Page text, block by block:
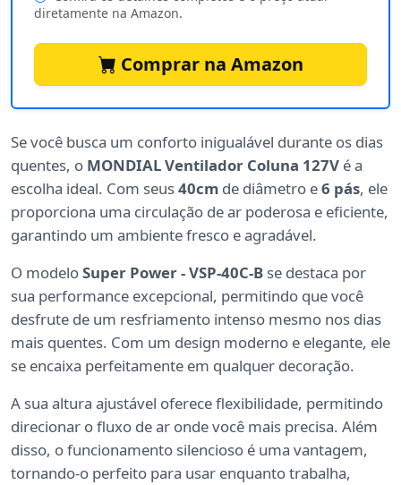
diretamente na Amazon.
Comprar na Amazon
Se você busca um conforto inigualável durante os dias
quentes, o MONDIAL Ventilador Coluna 127V é a
escolha ideal. Com seus40cm de diâmetro e6 pás, ele
proporciona uma circulação de ar poderosa e eficiente,
garantindo um ambiente fresco e agradável.
O modeloSuper Power - VSP-40C-B se destaca por
sua performance excepcional, permitindo que você
desfrute de um resfriamento intenso mesmo nos dias
mais quentes. Com um design moderno e elegante, ele
se encaixa perfeitamente em qualquer decoração.
A sua altura ajustável oferece flexibilidade, permitindo
direcionar o fluxo de ar onde você mais precisa. Além
disso, o funcionamento silencioso é uma vantagem,
tornando-o perfeito para usar enquanto trabalha,